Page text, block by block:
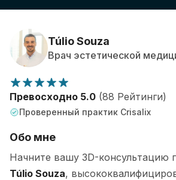
Túlio Souza
Врач эстетической
Превосходно 5.0 (88 Рейтинги)
Проверенный практик Crisalix
Обо мне
Начните вашу 3D-консультацию
Túlio Souza,